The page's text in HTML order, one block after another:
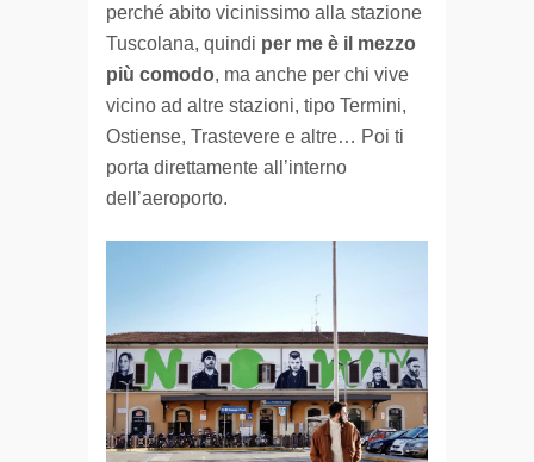
perché abito vicinissimo alla stazione
Tuscolana, quindi per me è il mezzo
più comodo, ma anche per chi vive
vicino ad altre stazioni, tipo Termini,
Ostiense, Trastevere e altre… Poi ti
porta direttamente all’interno
dell’aeroporto.